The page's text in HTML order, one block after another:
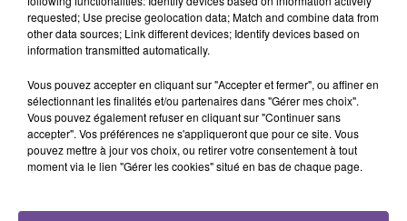
Une boulangerie pâtisserie de Brive recherche un vendeur en
temps partiel (H/F). Vous travaillerez sur la boutique de Brive
du jeudi au dimanche (jours et horaires de semaine à
confirmer). Vos missions : mise en rayon. Encaissement,
vous êtes à l'aise pour compter et effectuer le rendu
monnaie. Entretien de l'espace de vente. Aide à l'entretien de
l'atelier (plonge…) Vous devez être autonome et dynamique.
requested; Use precise geolocation data; Match and combine data from
other data sources; Link different devices; Identify devices based on
information transmitted automatically.
Vous pouvez accepter en cliquant sur "Accepter et fermer", ou affiner en
sélectionnant les finalités et/ou partenaires dans "Gérer mes choix".
Vous pouvez également refuser en cliquant sur "Continuer sans
accepter". Vos préférences ne s'appliqueront que pour ce site. Vous
pouvez mettre à jour vos choix, ou retirer votre consentement à tout
moment via le lien "Gérer les cookies" situé en bas de chaque page.